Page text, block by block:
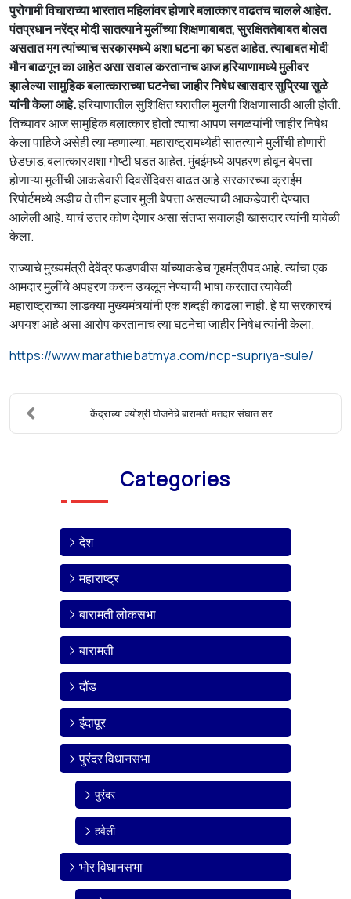
पुरोगामी विचाराच्या भारतात महिलांवर होणारे बलात्कार वाढतच चालले आहेत.
पंतप्रधान नरेंद्र मोदी सातत्याने मुलींच्या शिक्षणाबाबत, सुरक्षिततेबाबत बोलत
असतात मग त्यांच्याच सरकारमध्ये अशा घटना का घडत आहेत. त्याबाबत मोदी
मौन बाळगून का आहेत असा सवाल करतानाच आज हरियाणामध्ये मुलीवर
झालेल्या सामुहिक बलात्काराच्या घटनेचा जाहीर निषेध खासदार सुप्रिया सुळे
यांनी केला आहे.हरियाणातील सुशिक्षित घरातील मुलगी शिक्षणासाठी आली होती.
तिच्यावर आज सामुहिक बलात्कार होतो त्याचा आपण सगळयांनी जाहीर निषेध
केला पाहिजे असेही त्या म्हणाल्या. महाराष्ट्रामध्येही सातत्याने मुलींची होणारी
छेडछाड,बलात्कारअशा गोष्टी घडत आहेत. मुंबईमध्ये अपहरण होवून बेपत्ता
होणाऱ्या मुलींची आकडेवारी दिवसेंदिवस वाढत आहे.सरकारच्या क्राईम
रिपोर्टमध्ये अडीच ते तीन हजार मुली बेपत्ता असल्याची आकडेवारी देण्यात
आलेली आहे. याचं उत्तर कोण देणार असा संतप्त सवालही खासदार त्यांनी यावेळी
केला.
राज्याचे मुख्यमंत्री देवेंद्र फडणवीस यांच्याकडेच गृहमंत्रीपद आहे. त्यांचा एक
आमदार मुलींचे अपहरण करुन उचलून नेण्याची भाषा करतात त्यावेळी
महाराष्ट्राच्या लाडक्या मुख्यमंत्र्यांनी एक शब्दही काढला नाही. हे या सरकारचं
अपयश आहे असा आरोप करतानाच त्या घटनेचा जाहीर निषेध त्यांनी केला.
https://www.marathiebatmya.com/ncp-supriya-sule/
केंद्राच्या वयोश्री योजनेचे बारामती मतदार संघात सर...
Categories
देश
महाराष्ट्र
बारामती लोकसभा
बारामती
दौंड
इंदापूर
पुरंदर विधानसभा
पुरंदर
हवेली
भोर विधानसभा